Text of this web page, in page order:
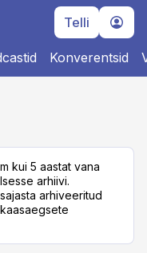
Telli
Konverentsid
kui 5 aastat vana
arhiivi.
arhiveeritud